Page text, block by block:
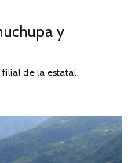
y
filial de la estatal